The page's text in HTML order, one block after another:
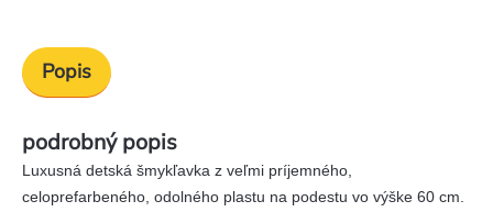
Popis
podrobný popis
Luxusná detská šmykľavka z veľmi príjemného,
celoprefarbeného, odolného plastu na podestu vo výške 60 cm.